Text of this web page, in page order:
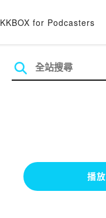
KKBOX for Podcasters
播放